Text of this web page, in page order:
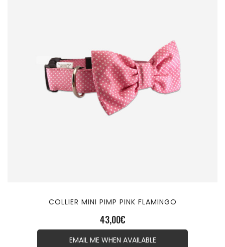
COLLIER MINI PIMP PINK FLAMINGO
43,00€
EMAIL ME WHEN AVAILABLE